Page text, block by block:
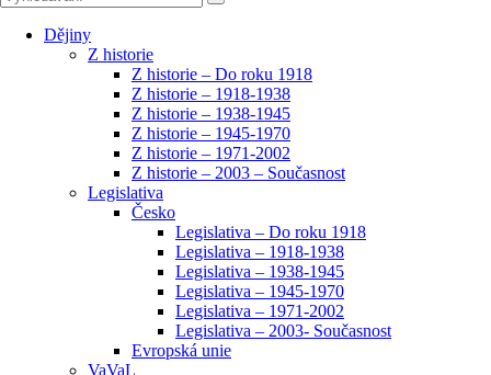
Dějiny
Z historie
Z historie – Do roku 1918
Z historie – 1918-1938
Z historie – 1938-1945
Z historie – 1945-1970
Z historie – 1971-2002
Z historie – 2003 – Současnost
Legislativa
Česko
Legislativa – Do roku 1918
Legislativa – 1918-1938
Legislativa – 1938-1945
Legislativa – 1945-1970
Legislativa – 1971-2002
Legislativa – 2003- Současnost
Evropská unie
VaVaL